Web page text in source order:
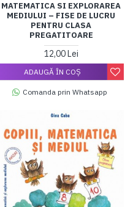
MATEMATICA SI EXPLORAREA
MEDIULUI – FISE DE LUCRU
PENTRU CLASA
PREGATITOARE
12,00 Lei
ADAUGĂ ÎN COŞ
Comanda prin Whatsapp